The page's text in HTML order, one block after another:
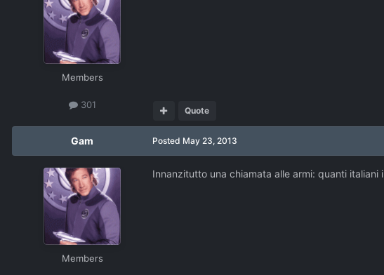
Members
301 Quote
Gam
Members
Posted May 23, 2013
Innanzitutto una chiamata alle armi: quanti italiani